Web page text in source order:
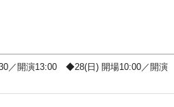
／開演13:00 ◆28(日) 開場10:00／開演